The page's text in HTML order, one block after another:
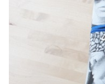
MOJE POSLEDNÍ PRÁCE